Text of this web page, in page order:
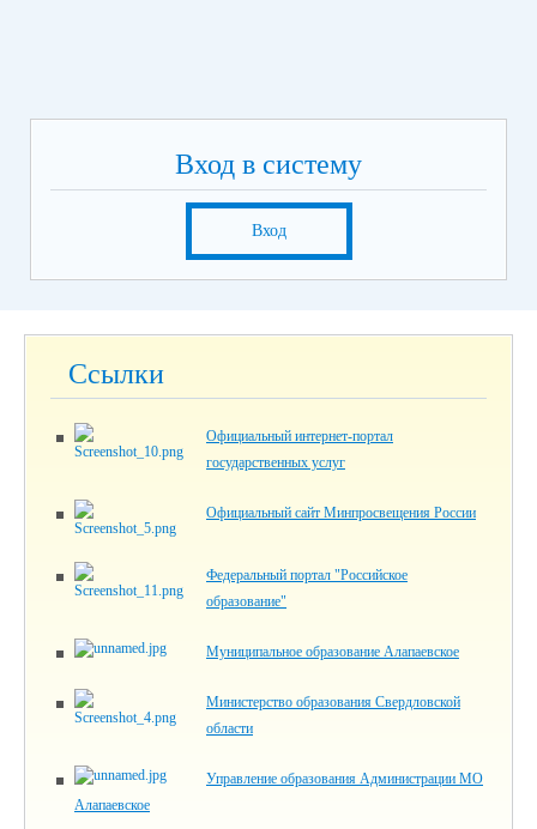
Вход в систему
Вход
Ссылки
Официальный интернет-портал
государственных услуг
Официальный сайт Минпросвещения России
Федеральный портал "Российское
образование"
Муниципальное образование Алапаевское
Министерство образования Свердловской
области
Управление образования Администрации МО
Алапаевское